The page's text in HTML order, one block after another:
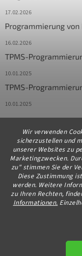
Wir verwenden
sicherzustellen und
unserer Websites zu
Marketingzwecken.
zu" stimmen Sie der
Diese Zustimmung
werden. Weitere
zu Ihren Rechten,
Informationen.
17.02.2026
Programmierung von
16.02.2026
TPMS-
10.01.2025
TPMS-
10.01.2025
Kontakt
info@diagstore.de
+491706654834